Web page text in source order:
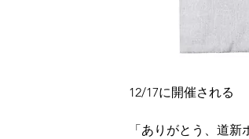
12/17に開催される
「ありがとう、道新